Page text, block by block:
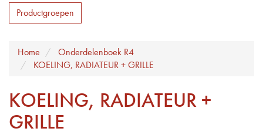
Productgroepen
Home
Onderdelenboek R4
KOELING, RADIATEUR + GRILLE
KOELING, RADIATEUR +
GRILLE